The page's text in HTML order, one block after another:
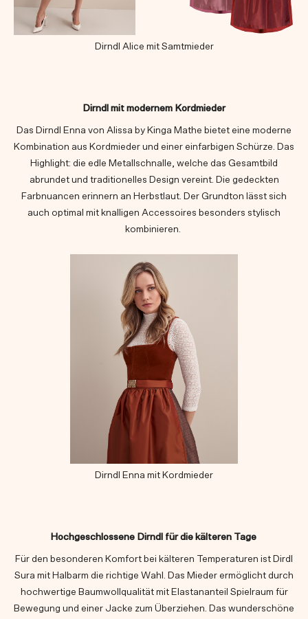
Dirndl Alice mit Samtmieder
Dirndl mit modernem Kordmieder
Das Dirndl Enna von Alissa by Kinga Mathe bietet eine moderne
Kombination aus Kordmieder und einer einfarbigen Schürze. Das
Highlight: die edle Metallschnalle, welche das Gesamtbild
abrundet und traditionelles Design vereint. Die gedeckten
Farbnuancen erinnern an Herbstlaut. Der Grundton lässt sich
auch optimal mit knalligen Accessoires besonders stylisch
kombinieren.
Dirndl Enna mit Kordmieder
Hochgeschlossene Dirndl für die kälteren Tage
Für den besonderen Komfort bei kälteren Temperaturen ist Dirdl
Sura mit Halbarm die richtige Wahl. Das Mieder ermöglicht durch
hochwertige Baumwollqualität mit Elastananteil Spielraum für
Bewegung und einer Jacke zum Überziehen. Das wunderschöne